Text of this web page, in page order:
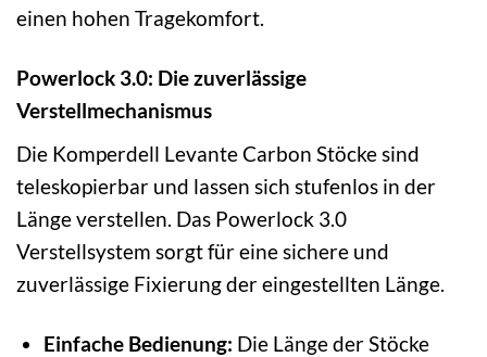
einen hohen Tragekomfort.
Powerlock 3.0: Die zuverlässige
Verstellmechanismus
Die Komperdell Levante Carbon Stöcke sind
teleskopierbar und lassen sich stufenlos in der
Länge verstellen. Das Powerlock 3.0
Verstellsystem sorgt für eine sichere und
zuverlässige Fixierung der eingestellten Länge.
Einfache Bedienung: Die Länge der Stöcke